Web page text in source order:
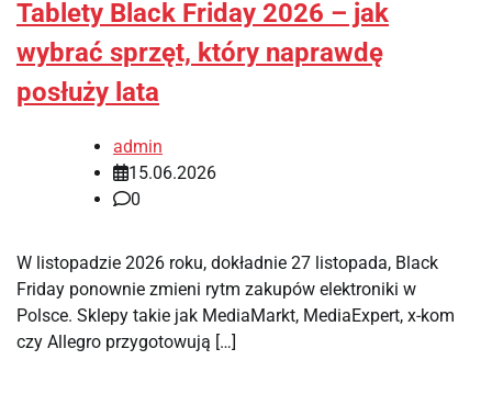
Tablety Black Friday 2026 – jak
wybrać sprzęt, który naprawdę
posłuży lata
admin
15.06.2026
0
W listopadzie 2026 roku, dokładnie 27 listopada, Black
Friday ponownie zmieni rytm zakupów elektroniki w
Polsce. Sklepy takie jak MediaMarkt, MediaExpert, x-kom
czy Allegro przygotowują […]